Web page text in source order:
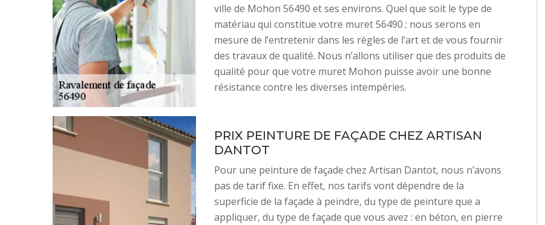
ville de Mohon 56490 et ses environs. Quel que soit le type de
matériau qui constitue votre muret 56490 ; nous serons en
mesure de l’entretenir dans les règles de l’art et de vous fournir
des travaux de qualité. Nous n’allons utiliser que des produits de
qualité pour que votre muret Mohon puisse avoir une bonne
résistance contre les diverses intempéries.
PRIX PEINTURE DE FAÇADE CHEZ ARTISAN
DANTOT
Pour une peinture de façade chez Artisan Dantot, nous n’avons
pas de tarif fixe. En effet, nos tarifs vont dépendre de la
superficie de la façade à peindre, du type de peinture que a
appliquer, du type de façade que vous avez : en béton, en pierre